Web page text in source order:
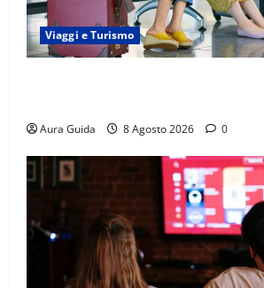
Viaggi e Turismo
Aura Guida 8 Agosto 2026 0